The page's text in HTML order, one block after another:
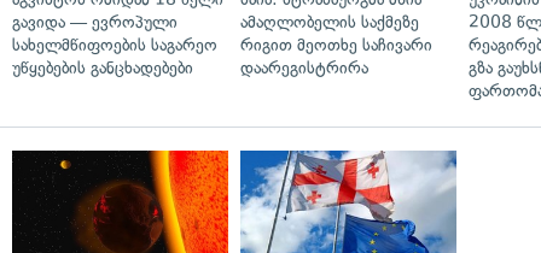
გავიდა — ევროპული
სახელმწიფოების საგარეო
უწყებების განცხადებები
ამაღლობელის საქმეზე
რიგით მეოთხე საჩივარი
დაარეგისტრირა
2008
გზა